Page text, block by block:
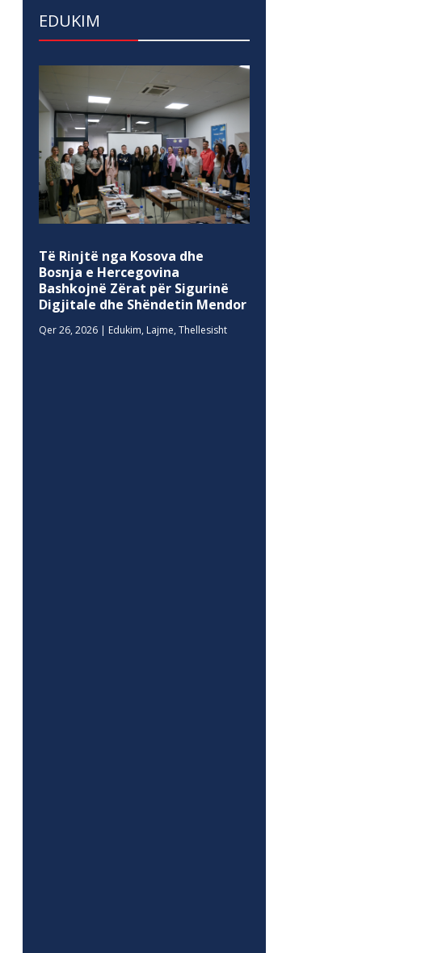
EDUKIM
Të Rinjtë nga Kosova dhe
Bosnja e Hercegovina
Bashkojnë Zërat për Sigurinë
Digjitale dhe Shëndetin Mendor
Qer 26, 2026 | Edukim, Lajme,Thellesisht